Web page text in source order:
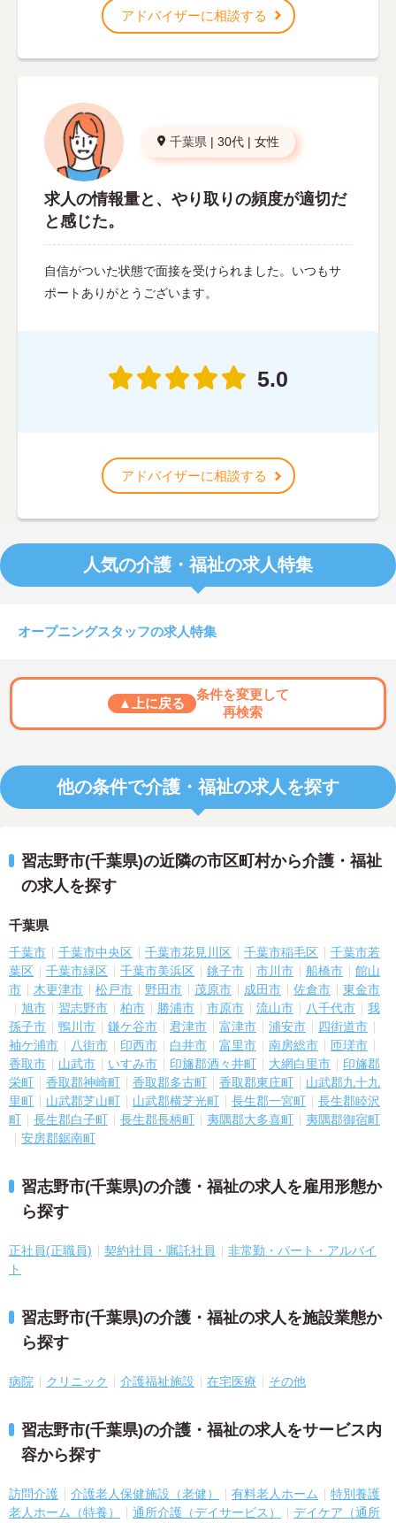
アドバイザーに相談する
千葉県 | 30代 | 女性
求人の情報量と、やり取りの頻度が適切だ
と感じた。
自信がついた状態で面接を受けられました。いつもサ
ポートありがとうございます。
5.0
アドバイザーに相談する
人気の介護・福祉の求人特集
オープニングスタッフの求人特集
▲上に戻る
条件を変更して
再検索
他の条件で介護・福祉の求人を探す
習志野市(千葉県)の近隣の市区町村から介護・福祉
の求人を探す
千葉県
千葉市 千葉市中央区 千葉市花見川区 千葉市稲毛区
千葉市若
葉区
千葉市緑区 千葉市美浜区 銚子市 市川市 船橋市
館山
市
木更津市 松戸市 野田市 茂原市 成田市 佐倉市
東金市
旭市
習志野市 柏市 勝浦市 市原市 流山市 八千代市
我
孫子市
鴨川市 鎌ケ谷市 君津市 富津市 浦安市
四街道市
袖ケ浦市
八街市 印西市 白井市 富里市 南房総市
匝瑳市
香取市
山武市 いすみ市 印旛郡酒々井町 大網白里市
印旛郡
栄町
香取郡神崎町 香取郡多古町 香取郡東庄町
山武郡九十九
里町
山武郡芝山町 山武郡横芝光町 長生郡一宮町
長生郡睦沢
町
長生郡白子町 長生郡長柄町 夷隅郡大多喜町
夷隅郡御宿町
安房郡鋸南町
習志野市(千葉県)の介護・福祉の求人を雇用形態か
ら探す
正社員(正職員) 契約社員・嘱託社員
非常勤・パート・アルバイ
ト
習志野市(千葉県)の介護・福祉の求人を施設業態か
ら探す
病院 クリニック 介護福祉施設 在宅医療 その他
習志野市(千葉県)の介護・福祉の求人をサービス内
容から探す
訪問介護 介護老人保健施設（老健） 有料老人ホーム
特別養護
老人ホーム（特養）
通所介護（デイサービス）
デイケア（通所